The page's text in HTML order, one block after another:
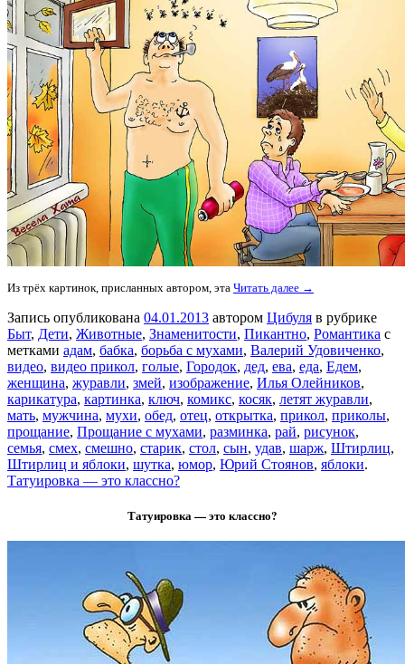
Из трёх картинок, присланных автором, эта Читать далее →
Запись опубликована 04.01.2013 автором Цибуля в рубрике
Быт, Дети, Животные, Знаменитости, Пикантно, Романтика с
метками адам, бабка, борьба с мухами, Валерий Удовиченко,
видео, видео прикол, голые, Городок, дед, ева, еда, Едем,
женщина, журавли, змей, изображение, Илья Олейников,
карикатура, картинка, ключ, комикс, косяк, летят журавли,
мать, мужчина, мухи, обед, отец, открытка, прикол, приколы,
прощание, Прощание с мухами, разминка, рай, рисунок,
семья, смех, смешно, старик, стол, сын, удав, шарж, Штирлиц,
Штирлиц и яблоки, шутка, юмор, Юрий Стоянов, яблоки.
Татуировка — это классно?
Татуировка — это классно?